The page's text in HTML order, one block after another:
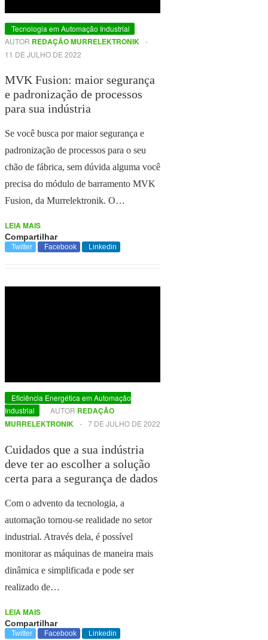
Tecnologia em Automação Industrial
AUTOR REDAÇÃO MURRELEKTRONIK -
11 DE JULHO DE 2022
MVK Fusion: maior segurança
e padronização de processos
para sua indústria
Se você busca por maior segurança e
padronização de processos para o seu
chão de fábrica, sem dúvida alguma você
precisa do módulo de barramento MVK
Fusion, da Murrelektronik. O…
LEIA MAIS
Compartilhar
Twitter Facebook Linkedin
Eficiência Energética em Automação
Industrial
AUTOR REDAÇÃO
MURRELEKTRONIK - 7 DE JULHO DE 2022
Cuidados que a sua indústria
deve ter ao escolher a solução
certa para a segurança de dados
Com o advento da tecnologia, a
automação tornou-se realidade no setor
industrial. Através dela, é possível
monitorar as máquinas de maneira mais
dinâmica e simplificada e pode ser
realizado de…
LEIA MAIS
Compartilhar
Twitter Facebook Linkedin